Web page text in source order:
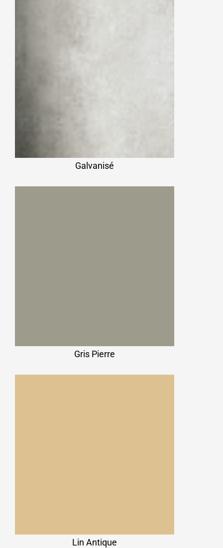
Galvanisé
Gris Pierre
Lin Antique